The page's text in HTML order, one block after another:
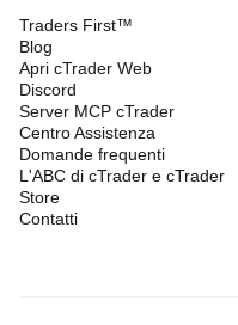
Traders First™
Blog
Apri cTrader Web
Discord
Server MCP cTrader
Centro Assistenza
Domande frequenti
L'ABC di cTrader e cTrader
Store
Contatti